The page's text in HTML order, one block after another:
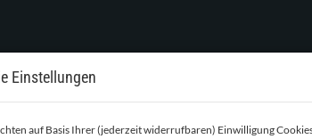
Einstellungen
auf Basis Ihrer (jederzeit widerrufbaren) Einwilligung